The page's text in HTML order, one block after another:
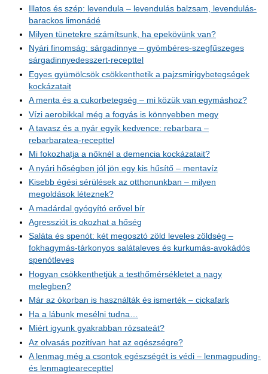
Illatos és szép: levendula – levendulás balzsam, levendulás-
barackos limonádé
Milyen tünetekre számítsunk, ha epekövünk van?
Nyári finomság: sárgadinnye – gyömbéres-szegfűszeges
sárgadinnyedesszert-recepttel
Egyes gyümölcsök csökkenthetik a pajzsmirigybetegségek
kockázatait
A menta és a cukorbetegség – mi közük van egymáshoz?
Vízi aerobikkal még a fogyás is könnyebben megy
A tavasz és a nyár egyik kedvence: rebarbara –
rebarbaratea-recepttel
Mi fokozhatja a nőknél a demencia kockázatait?
A nyári hőségben jól jön egy kis hűsítő – mentavíz
Kisebb égési sérülések az otthonunkban – milyen
megoldások léteznek?
A madárdal gyógyító erővel bír
Agressziót is okozhat a hőség
Saláta és spenót: két megosztó zöld leveles zöldség –
fokhagymás-tárkonyos salátaleves és kurkumás-avokádós
spenótleves
Hogyan csökkenthetjük a testhőmérsékletet a nagy
melegben?
Már az ókorban is használták és ismerték – cickafark
Ha a lábunk mesélni tudna…
Miért igyunk gyakrabban rózsateát?
Az olvasás pozitívan hat az egészségre?
A lenmag még a csontok egészségét is védi – lenmagpuding-
és lenmagtearecepttel